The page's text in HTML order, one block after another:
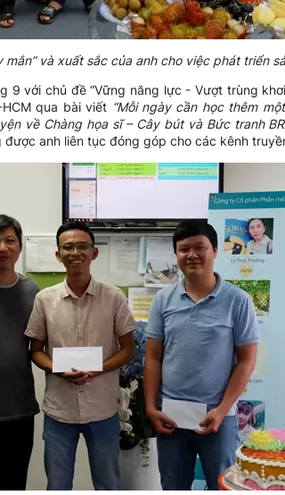
và xuất sắc của anh cho việc phát triển
9 với chủ đề “Vững năng lực - Vượt trùng
HCM qua bài viết “Mỗi ngày cần học thêm
về Chàng họa sĩ – Cây bút và Bức tranh
anh liên tục đóng góp cho các kênh